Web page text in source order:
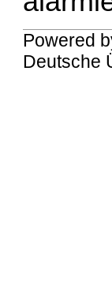
Powered
Deutsche